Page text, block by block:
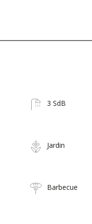
3 SdB
Jardin
Barbecue